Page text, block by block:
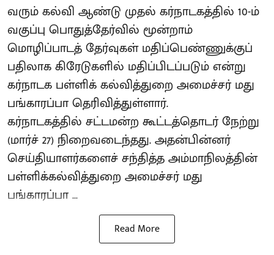
வரும் கல்வி ஆண்டு முதல் கர்நாடகத்தில் 10-ம்
வகுப்பு பொதுத்தேர்வில் மூன்றாம்
மொழிப்பாடத் தேர்வுகள் மதிப்பெண்ணுக்குப்
பதிலாக கிரேடுகளில் மதிப்பிடப்படும் என்று
கர்நாடக பள்ளிக் கல்வித்துறை அமைச்சர் மது
பங்காரப்பா தெரிவித்துள்ளார்.
கர்நாடகத்தில் சட்டமன்ற கூட்டத்தொடர் நேற்று
(மார்ச் 27) நிறைவடைந்தது. அதன்பின்னர்
செய்தியாளர்களைச் சந்தித்த அம்மாநிலத்தின்
பள்ளிக்கல்வித்துறை அமைச்சர் மது
பங்காரப்பா ...
Read More